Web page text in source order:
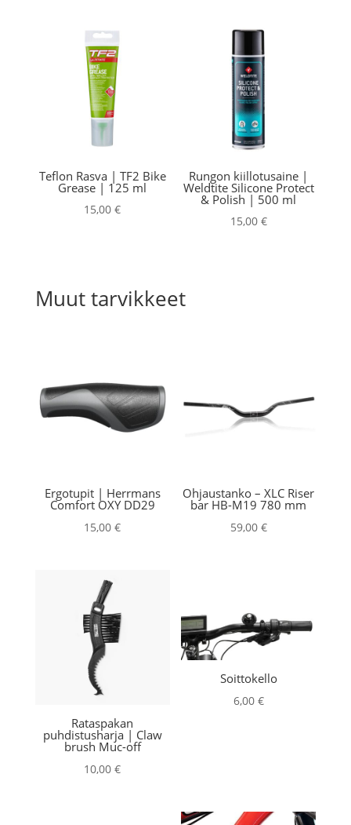
Teflon Rasva | TF2 Bike
Grease | 125 ml
15,00€
Rungon kiillotusaine |
Weldtite Silicone Protect
& Polish | 500 ml
15,00 €
Muut tarvikkeet
Ergotupit | Herrmans
Comfort OXY DD29
15,00€
Ohjaustanko – XLC Riser
bar HB-M19 780 mm
59,00 €
Rataspakan
puhdistusharja | Claw
brush Muc-off
10,00€
Soittokello
6,00 €